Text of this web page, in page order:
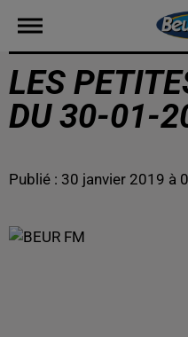
LES
DU 30-01-
Publié : 30 janvier 2019 à